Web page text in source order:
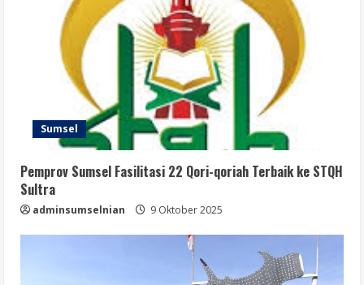
Sumsel
Pemprov Sumsel Fasilitasi 22 Qori-qoriah Terbaik ke STQH
Sultra
adminsumselnian 9 Oktober 2025